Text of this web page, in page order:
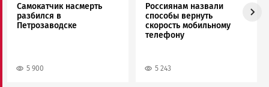
Самокатчик насмерть
разбился в
Петрозаводске
5 900
Россиянам назвали
способы вернуть
скорость мобильному
телефону
5 243